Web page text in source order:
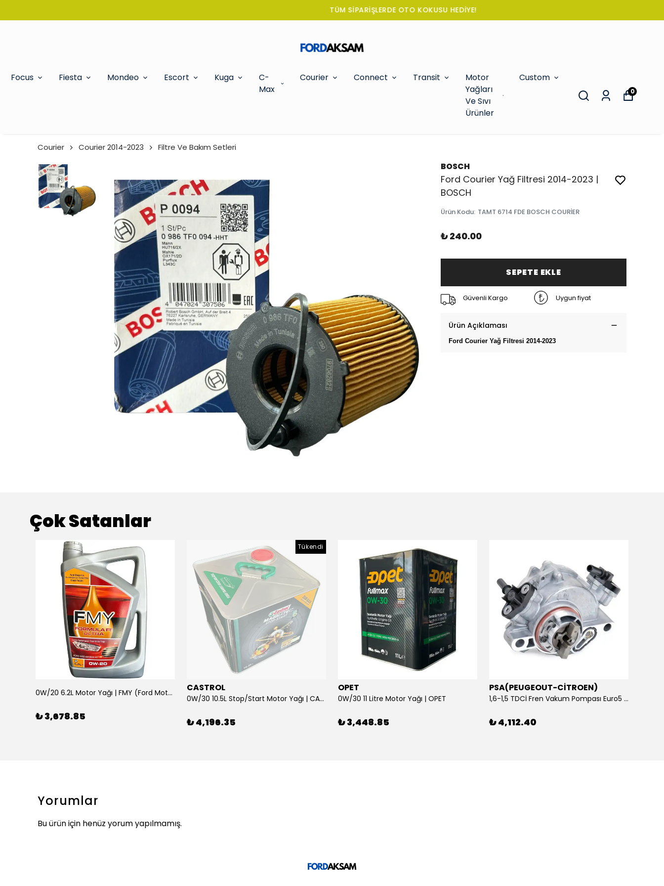
TÜM SİPARİŞLERDE OTO KOKUSU HEDİYE!
Focus Fiesta Mondeo Escort Kuga
C-
Max
Courier Connect Transit
Motor
Yağları
Ve Sıvı
Ürünler
Custom
0
Courier Courier 2014-2023 Filtre Ve Bakım Setleri
BOSCH
Ford Courier Yağ Filtresi 2014-2023 |
BOSCH
Ürün Kodu: TAMT 6714 FDE BOSCH COURİER
₺ 240.00
SEPETE EKLE
Güvenli Kargo Uygun fiyat
Ürün Açıklaması
Ford Courier Yağ Filtresi 2014-2023
Çok Satanlar
0W/20 6.2L Motor Yağı | FMY (Ford Motor Yağları)
₺ 3,678.85
Tükendi
CASTROL
0W/30 10.5L Stop/Start Motor Yağı | CASTROL
₺ 4,196.35
OPET
0W/30 11 Litre Motor Yağı | OPET
₺ 3,448.85
PSA(PEUGEOUT-CİTROEN)
1,6-1,5 TDCİ Fren Vakum Pompası Euro5 2013-2018 | ORİJİNAL
₺ 4,112.40
Yorumlar
Bu ürün için henüz yorum yapılmamış.